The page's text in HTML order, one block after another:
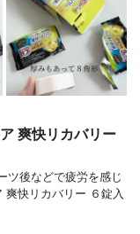
爽快リカバリー
ツ後などで疲労を感じ
爽快リカバリー ６錠入